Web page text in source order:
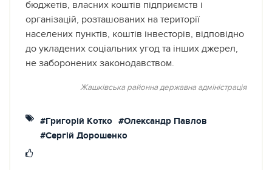
бюджетів, власних коштів підприємств і
організацій, розташованих на території
населених пунктів, коштів інвесторів, відповідно
до укладених соціальних угод та інших джерел,
не заборонених законодавством.
Жашківська районна державна адміністрація
#Григорій Котко
#Олександр Павлов
#Сергій Дорошенко